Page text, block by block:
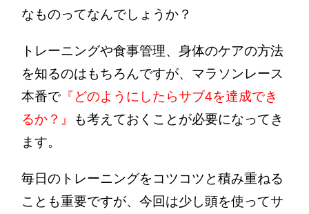
なものってなんでしょうか？
トレーニングや食事管理、身体のケアの方法
を知るのはもちろんですが、マラソンレース
本番で 『どのようにしたらサブ4を達成でき
るか？』
も考えておくことが必要になってき
ます。
毎日のトレーニングをコツコツと積み重ねる
ことも重要ですが、今回は少し頭を使ってサ